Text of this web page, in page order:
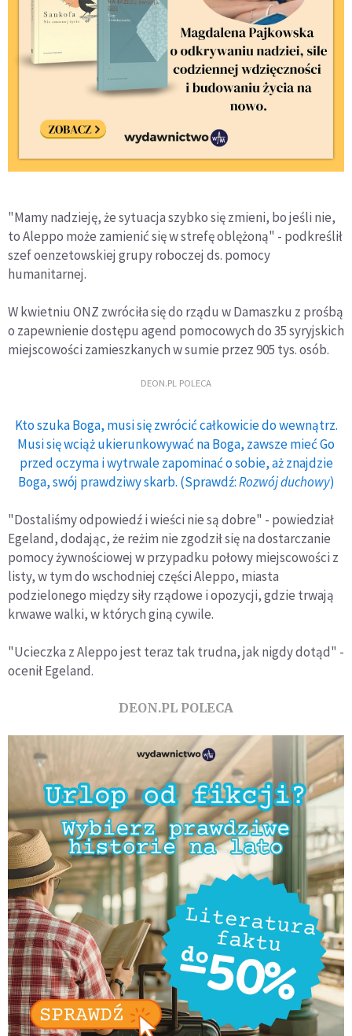
"Mamy nadzieję, że sytuacja szybko się zmieni, bo jeśli nie,
to Aleppo może zamienić się w strefę oblężoną" - podkreślił
szef oenzetowskiej grupy roboczej ds. pomocy
humanitarnej.
W kwietniu ONZ zwróciła się do rządu w Damaszku z prośbą
o zapewnienie dostępu agend pomocowych do 35 syryjskich
miejscowości zamieszkanych w sumie przez 905 tys. osób.
DEON.PL POLECA
Kto szuka Boga, musi się zwrócić całkowicie do wewnątrz.
Musi się wciąż ukierunkowywać na Boga, zawsze mieć Go
przed oczyma i wytrwale zapominać o sobie, aż znajdzie
Boga, swój prawdziwy skarb. (Sprawdź:Rozwój duchowy)
"Dostaliśmy odpowiedź i wieści nie są dobre" - powiedział
Egeland, dodając, że reżim nie zgodził się na dostarczanie
pomocy żywnościowej w przypadku połowy miejscowości z
listy, w tym do wschodniej części Aleppo, miasta
podzielonego między siły rządowe i opozycji, gdzie trwają
krwawe walki, w których giną cywile.
"Ucieczka z Aleppo jest teraz tak trudna, jak nigdy dotąd" -
ocenił Egeland.
DEON.PL POLECA